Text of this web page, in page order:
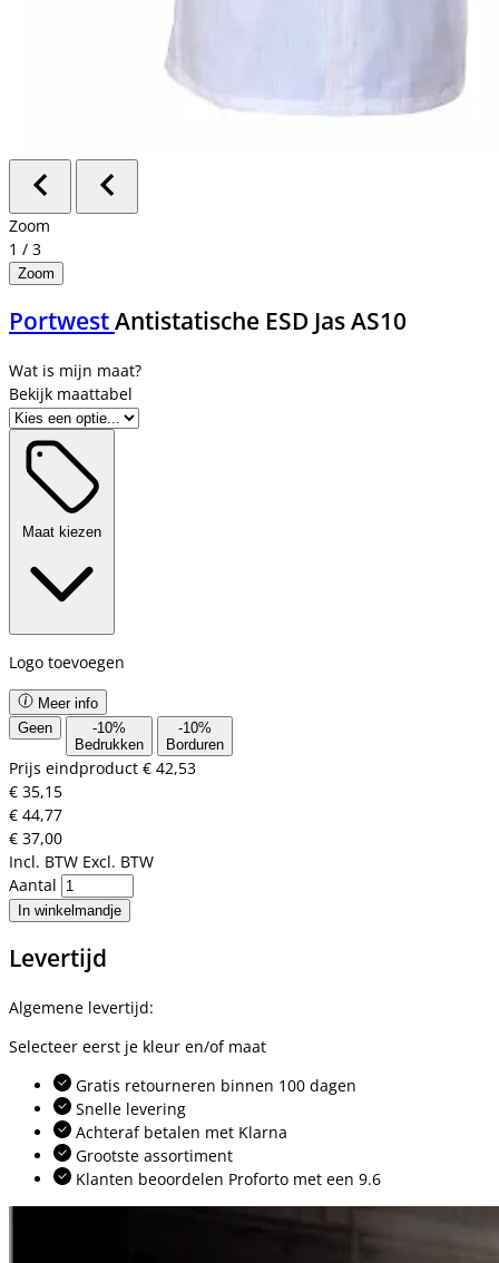
Zoom
1 / 3
Zoom
PortwestAntistatische ESD Jas AS10
Bekijk maattabel
Maat kiezen
Logo toevoegen
Meer info
Geen
-10%
Bedrukken
-10%
Borduren
Prijs eindproduct € 42,53
€ 35,15
€ 44,77
€ 37,00
Incl. BTW Excl. BTW
Aantal
In winkelmandje
Levertijd
Algemene levertijd:
Selecteer eerst je kleur en/of maat
Gratis retourneren binnen 100 dagen
Snelle levering
Achteraf betalen met Klarna
Grootste assortiment
Klanten beoordelen Proforto met een 9.6